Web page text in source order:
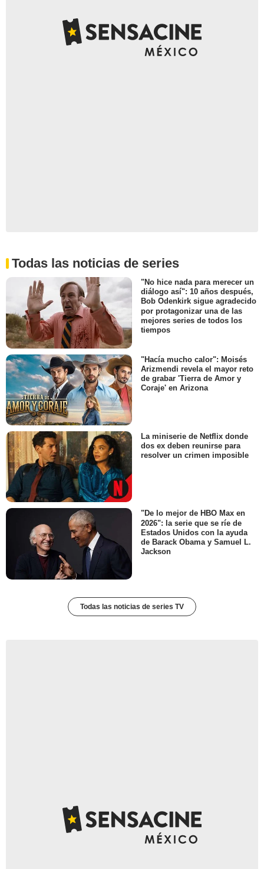
Todas las noticias de series
"No hice nada para merecer un
diálogo así": 10 años después,
Bob Odenkirk sigue agradecido
por protagonizar una de las
mejores series de todos los
tiempos
"Hacía mucho calor": Moisés
Arizmendi revela el mayor reto
de grabar 'Tierra de Amor y
Coraje' en Arizona
La miniserie de Netflix donde
dos ex deben reunirse para
resolver un crimen imposible
"De lo mejor de HBO Max en
2026": la serie que se ríe de
Estados Unidos con la ayuda
de Barack Obama y Samuel L.
Jackson
Todas las noticias de series TV